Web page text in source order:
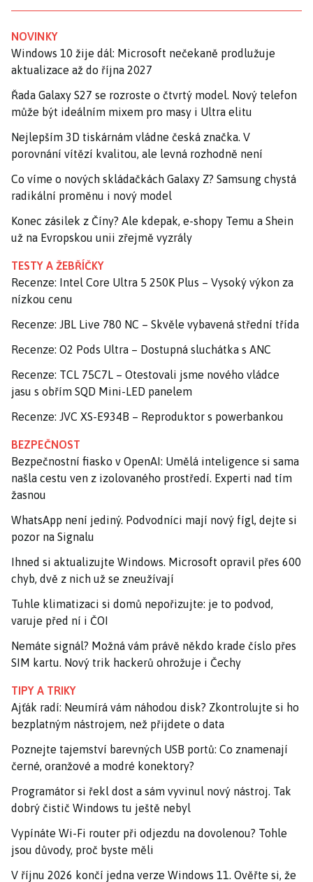
NOVINKY
Windows 10 žije dál: Microsoft nečekaně prodlužuje
aktualizace až do října 2027
Řada Galaxy S27 se rozroste o čtvrtý model. Nový telefon
může být ideálním mixem pro masy i Ultra elitu
Nejlepším 3D tiskárnám vládne česká značka. V
porovnání vítězí kvalitou, ale levná rozhodně není
Co víme o nových skládačkách Galaxy Z? Samsung chystá
radikální proměnu i nový model
Konec zásilek z Číny? Ale kdepak, e-shopy Temu a Shein
už na Evropskou unii zřejmě vyzrály
TESTY A ŽEBŘÍČKY
Recenze: Intel Core Ultra 5 250K Plus – Vysoký výkon za
nízkou cenu
Recenze: JBL Live 780 NC – Skvěle vybavená střední třída
Recenze: O2 Pods Ultra – Dostupná sluchátka s ANC
Recenze: TCL 75C7L – Otestovali jsme nového vládce
jasu s obřím SQD Mini-LED panelem
Recenze: JVC XS-E934B – Reproduktor s powerbankou
BEZPEČNOST
Bezpečnostní fiasko v OpenAI: Umělá inteligence si sama
našla cestu ven z izolovaného prostředí. Experti nad tím
žasnou
WhatsApp není jediný. Podvodníci mají nový fígl, dejte si
pozor na Signalu
Ihned si aktualizujte Windows. Microsoft opravil přes 600
chyb, dvě z nich už se zneužívají
Tuhle klimatizaci si domů nepořizujte: je to podvod,
varuje před ní i ČOI
Nemáte signál? Možná vám právě někdo krade číslo přes
SIM kartu. Nový trik hackerů ohrožuje i Čechy
TIPY A TRIKY
Ajťák radí: Neumírá vám náhodou disk? Zkontrolujte si ho
bezplatným nástrojem, než přijdete o data
Poznejte tajemství barevných USB portů: Co znamenají
černé, oranžové a modré konektory?
Programátor si řekl dost a sám vyvinul nový nástroj. Tak
dobrý čistič Windows tu ještě nebyl
Vypínáte Wi-Fi router při odjezdu na dovolenou? Tohle
jsou důvody, proč byste měli
V říjnu 2026 končí jedna verze Windows 11. Ověřte si, že